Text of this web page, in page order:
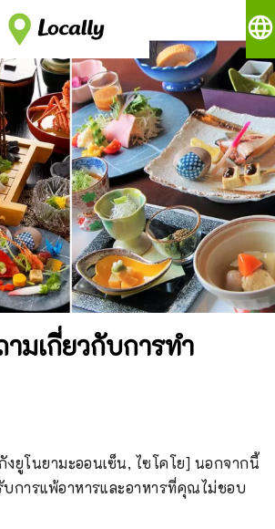
language
มเกี่ยวกับการทำ
งยูโนยามะออนเซ็น, ไซโคโย] นอกจากนี้
บการแพ้อาหารและอาหารที่คุณไม่ชอบ